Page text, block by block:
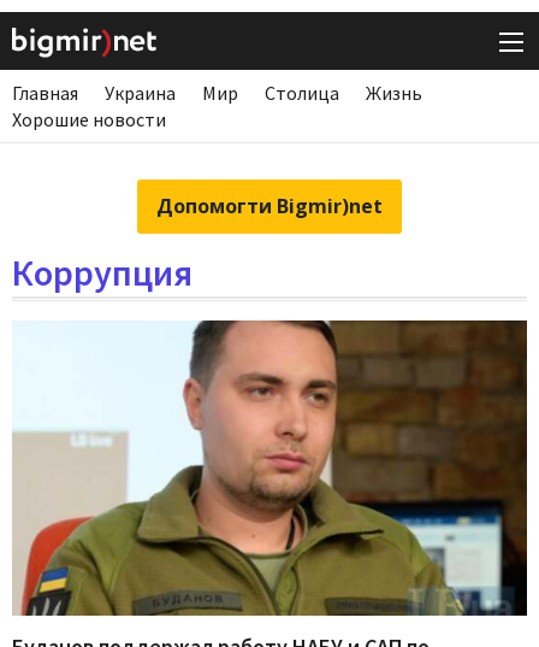
Главная Украина Мир Столица
Жизнь
Хорошие новости
Допомогти Bigmir)net
Коррупция